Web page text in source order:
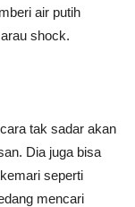
air putih
shock.
tak sadar akan
Dia juga bisa
seperti
mencari